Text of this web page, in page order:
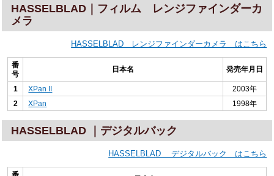
HASSELBLAD｜フィルム レンジファインダーカ
メラ
HASSELBLAD レンジファインダーカメラ はこちら
番
号
日本名 発売年月日
1 XPan II
2003年
2
XPan 1998年
HASSELBLAD ｜デジタルバック
HASSELBLAD デジタルバック はこちら
番